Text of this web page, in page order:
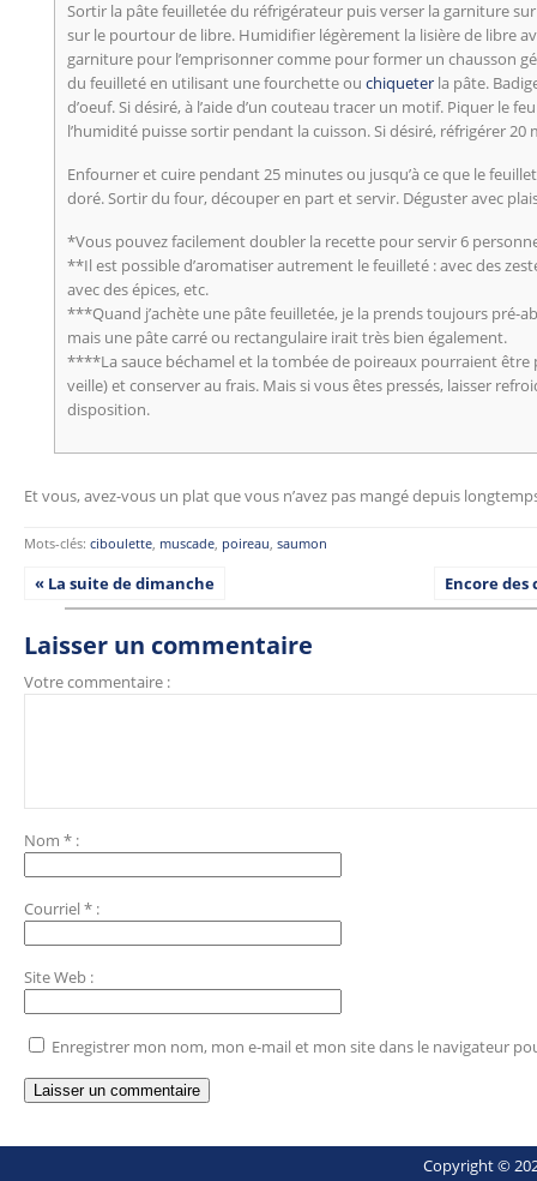
Sortir la pâte feuilletée du réfrigérateur puis verser la garniture
sur le pourtour de libre. Humidifier légèrement la lisière de libre
garniture pour l’emprisonner comme pour former un chausson
du feuilleté en utilisant une fourchette ou chiqueter la pâte.
d’oeuf. Si désiré, à l’aide d’un couteau tracer un motif. Piquer le
l’humidité puisse sortir pendant la cuisson. Si désiré, réfrigérer 20
Enfourner et cuire pendant 25 minutes ou jusqu’à ce que le
doré. Sortir du four, découper en part et servir. Déguster avec
*Vous pouvez facilement doubler la recette pour servir 6
**Il est possible d’aromatiser autrement le feuilleté : avec des
avec des épices, etc.
***Quand j’achète une pâte feuilletée, je la prends toujours pré-
mais une pâte carré ou rectangulaire irait très bien également.
****La sauce béchamel et la tombée de poireaux pourraient être
veille) et conserver au frais. Mais si vous êtes pressés, laisser
disposition.
Et vous, avez-vous un plat que vous n’avez pas mangé depuis
Mots-clés: ciboulette, muscade, poireau, saumon
« La suite de dimanche Encore
Laisser un commentaire
Votre commentaire :
Nom * :
Courriel * :
Site Web :
Enregistrer mon nom, mon e-mail et mon site dans le navigateur
Copyright ©